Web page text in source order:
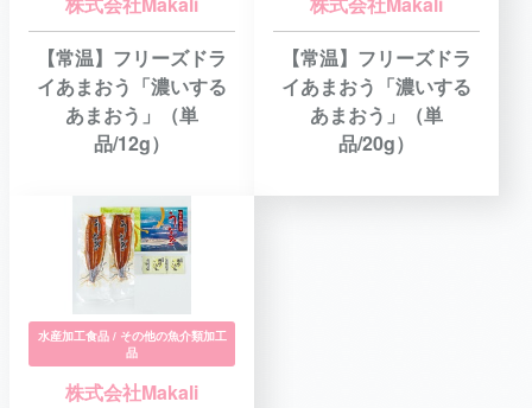
【常温】フリーズドラ
イあまおう「濃いする
あまおう」（単
品/12g）
【常温】フリーズドラ
イあまおう「濃いする
あまおう」（単
品/20g）
水産加工食品 / その他の魚介類加工
品
株式会社Makali